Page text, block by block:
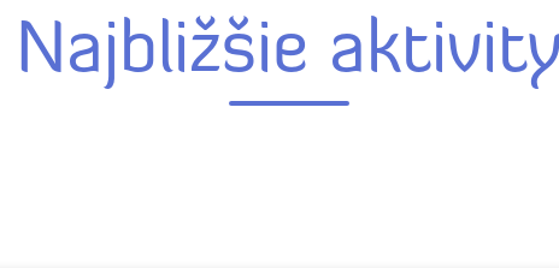
Najbližšie